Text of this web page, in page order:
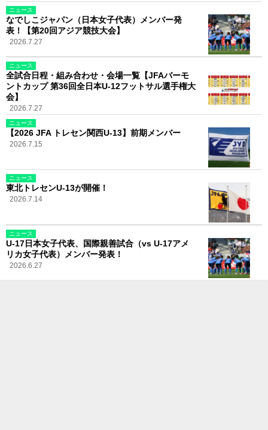
ニュース
なでしこジャパン（日本女子代表）メンバー発
表！【第20回アジア競技大会】
2026.7.27
ニュース
全試合日程・組み合わせ・会場一覧【JFAバーモ
ントカップ 第36回全日本U-12フットサル選手権大
会】
2026.7.27
ニュース
【2026 JFA トレセン関西U-13】前期メンバー
2026.7.15
ニュース
東北トレセンU-13が開催！
2026.7.14
ニュース
U-17日本女子代表、国際親善試合（vs U-17アメ
リカ女子代表）メンバー発表！
2026.6.27